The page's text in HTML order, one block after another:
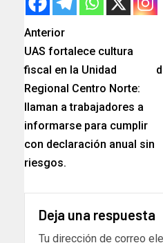
Anterior
UAS fortalece cultura
fiscal en la Unidad
Regional Centro Norte:
llaman a trabajadores a
informarse para cumplir
con declaración anual sin
riesgos.
Deja una respuesta
Tu dirección de correo